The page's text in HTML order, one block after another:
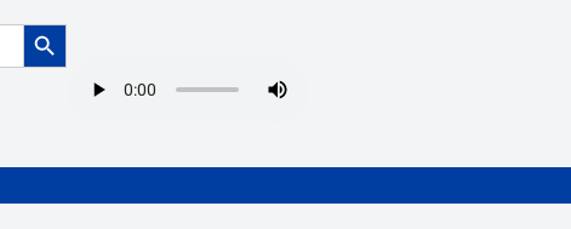
Botón de búsqueda